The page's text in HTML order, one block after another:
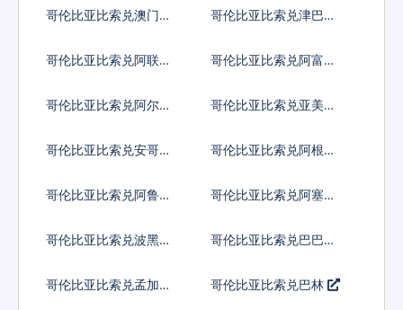
哥伦比亚比索兑澳门元
哥伦比亚比索兑津巴布
哥伦比亚比索兑阿联酋
哥伦比亚比索兑阿富汗
哥伦比亚比索兑阿尔巴
哥伦比亚比索兑亚美尼
哥伦比亚比索兑安哥拉
哥伦比亚比索兑阿根廷
哥伦比亚比索兑阿鲁巴
哥伦比亚比索兑阿塞拜
哥伦比亚比索兑波黑马
哥伦比亚比索兑巴巴多
哥伦比亚比索兑孟加拉
哥伦比亚比索兑巴林